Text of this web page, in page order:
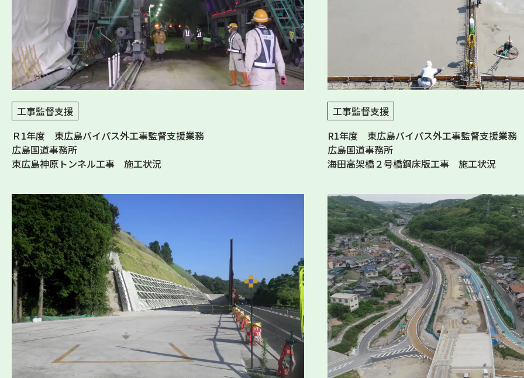
工事監督支援
Ｒ1年度 東広島バイパス外工事監督支援業務
広島国道事務所
東広島神原トンネル工事 施工状況
工事監督支援
R1年度 東広島バイパス外工事監督支援業務
広島国道事務所
海田高架橋２号橋鋼床版工事 施工状況